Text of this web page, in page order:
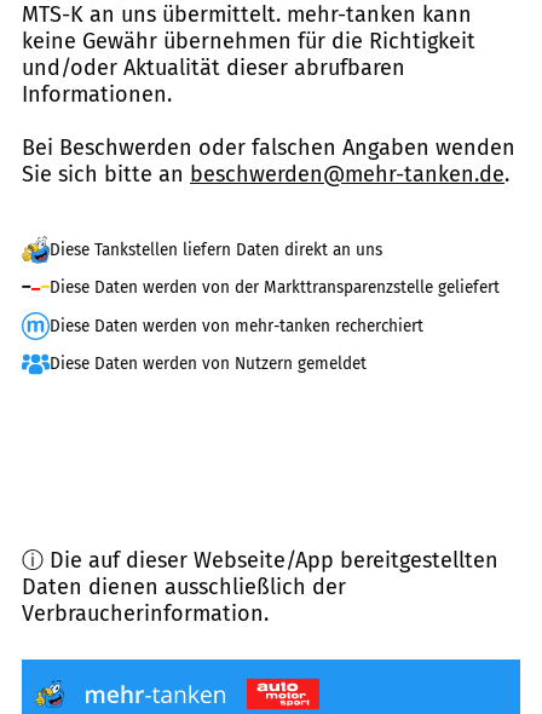
MTS-K an uns übermittelt. mehr-tanken kann
keine Gewähr übernehmen für die Richtigkeit
und/oder Aktualität dieser abrufbaren
Informationen.
Bei Beschwerden oder falschen Angaben wenden
Sie sich bitte an beschwerden@mehr-tanken.de.
Diese Tankstellen liefern Daten direkt an uns
Diese Daten werden von der Markttransparenzstelle geliefert
Diese Daten werden von mehr-tanken recherchiert
Diese Daten werden von Nutzern gemeldet
ⓘ Die auf dieser Webseite/App bereitgestellten
Daten dienen ausschließlich der
Verbraucherinformation.